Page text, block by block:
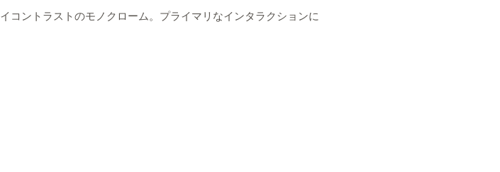
コントラストのモノクローム。プライマリなインタラクションに